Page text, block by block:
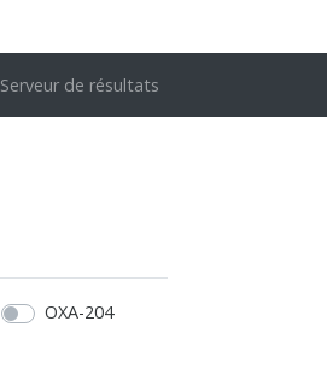
Serveur de résultats
OXA-204